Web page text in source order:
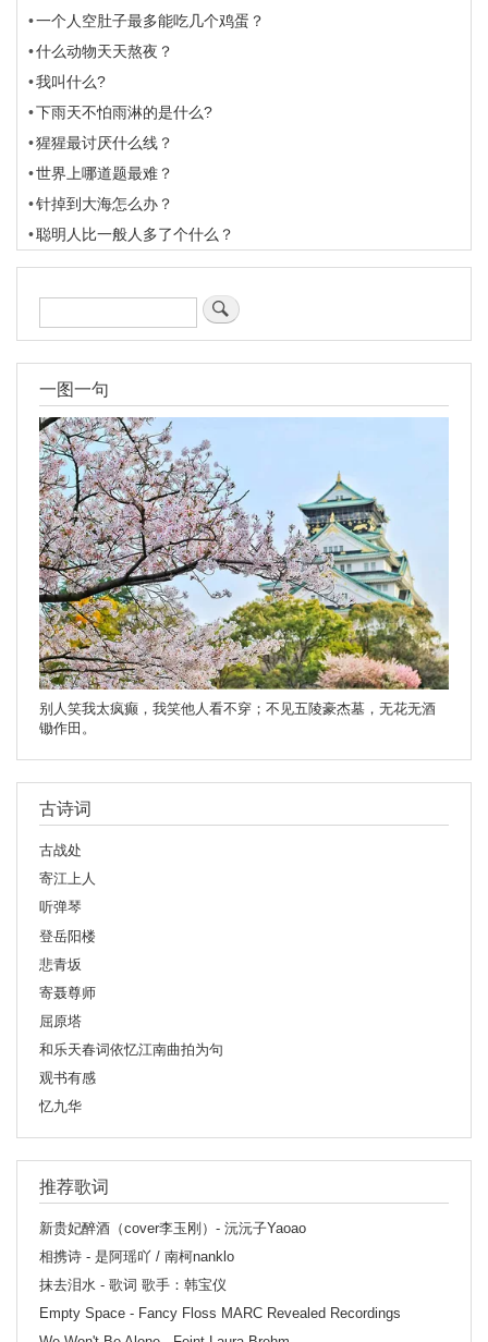
一个人空肚子最多能吃几个鸡蛋？
什么动物天天熬夜？
我叫什么?
下雨天不怕雨淋的是什么?
猩猩最讨厌什么线？
世界上哪道题最难？
针掉到大海怎么办？
聪明人比一般人多了个什么？
搜
索
一图一句
别人笑我太疯癫，我笑他人看不穿；不见五陵豪杰墓，无花无酒
锄作田。
古诗词
古战处
寄江上人
听弹琴
登岳阳楼
悲青坂
寄聂尊师
屈原塔
和乐天春词依忆江南曲拍为句
观书有感
忆九华
推荐歌词
新贵妃醉酒（cover李玉刚）- 沅沅子Yaoao
相携诗 - 是阿瑶吖 / 南柯nanklo
抹去泪水 - 歌词 歌手：韩宝仪
Empty Space - Fancy Floss MARC Revealed Recordings